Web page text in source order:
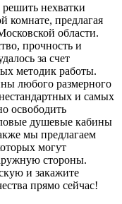
решить нехватки
комнате, предлагая
области.
прочность и
за счет
методик работы.
любого размерного
и самых
освободить
душевые кабины
мы предлагаем
могут
стороны.
и закажите
прямо сейчас!